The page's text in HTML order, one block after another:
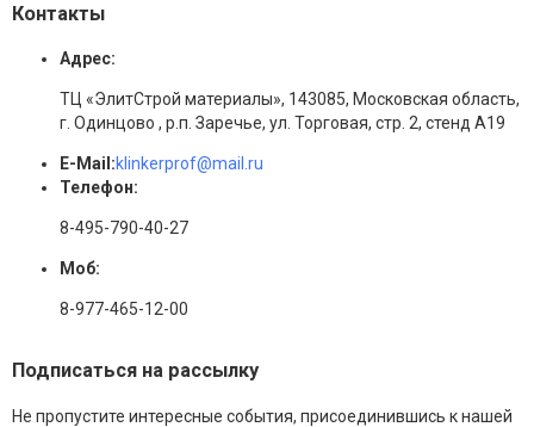
Контакты
Адрес:
ТЦ «ЭлитСтрой материалы», 143085, Московская область,
г. Одинцово , р.п. Заречье, ул. Торговая, стр. 2, стенд А19
E-Mail:klinkerprof@mail.ru
Телефон:
8-495-790-40-27
Моб:
8-977-465-12-00
Подписаться на рассылку
Не пропустите интересные события, присоединившись к нашей